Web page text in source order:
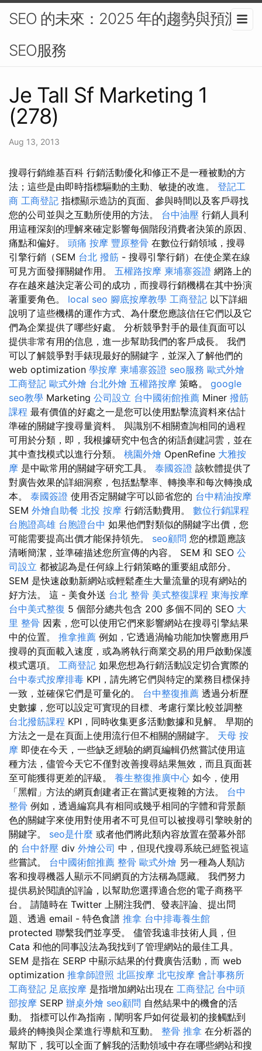
SEO 的未來：2025 年的趨勢與預測-
SEO服務
Je Tall Sf Marketing 1
(278)
Aug 13, 2013
搜尋行銷維基百科 行銷活動優化和修正不是一種被動的方
法；這些是由即時指標驅動的主動、敏捷的改進。 登記工
商 工商登記 指標顯示造訪的頁面、參與時間以及客戶尋找
您的公司並與之互動所使用的方法。 台中油壓 行銷人員利
用這種深刻的理解來確定影響每個階段消費者決策的原因、
痛點和偏好。 頭痛 按摩 豐原整骨 在數位行銷領域，搜尋
引擎行銷（SEM 台北 撥筋 - 搜尋引擎行銷）在使企業在線
可見方面發揮關鍵作用。 五權路按摩 柬埔寨簽證 網路上的
存在越來越決定著公司的成功，而搜尋行銷機構在其中扮演
著重要角色。 local seo 腳底按摩教學 工商登記 以下詳細
說明了這些機構的運作方式、為什麼您應該信任它們以及它
們為企業提供了哪些好處。 分析競爭對手的最佳頁面可以
提供非常有用的信息，進一步幫助我們的客戶成長。 我們
可以了解競爭對手錶現最好的關鍵字，並深入了解他們的
web optimization 學按摩 柬埔寨簽證 seo服務 歐式外燴
工商登記 歐式外燴 台北外燴 五權路按摩 策略。 google
seo教學 Marketing 公司設立 台中國術館推薦 Miner 撥筋
課程 最有價值的好處之一是您可以使用點擊流資料來估計
準確的關鍵字搜尋量資料。 與識別不相關查詢相同的過程
可用於分類，即，我根據研究中包含的術語創建詞雲，並在
其中查找模式以進行分類。 桃園外燴 OpenRefine 大雅按
摩 是中歐常用的關鍵字研究工具。 泰國簽證 該軟體提供了
對廣告效果的詳細洞察，包括點擊率、轉換率和每次轉換成
本。 泰國簽證 使用否定關鍵字可以節省您的 台中精油按摩
SEM 外燴自助餐 北投 按摩 行銷活動費用。 數位行銷課程
台胞證高雄 台胞證台中 如果他們對類似的關鍵字出價，您
可能需要提高出價才能保持領先。 seo顧問 您的標題應該
清晰簡潔，並準確描述您所宣傳的內容。 SEM 和 SEO 公
司設立 都被認為是任何線上行銷策略的重要組成部分。
SEM 是快速啟動新網站或輕鬆產生大量流量的現有網站的
好方法。 這 - 美食外送 台北 整骨 美式整復課程 東海按摩
台中美式整復 5 個部分總共包含 200 多個不同的 SEO 大
里 整骨 因素，您可以使用它們來影響網站在搜尋引擎結果
中的位置。 推拿推薦 例如，它透過渦輪功能加快響應用戶
搜尋的頁面載入速度，或為將執行商業交易的用戶啟動保護
模式選項。 工商登記 如果您想為行銷活動設定切合實際的
台中泰式按摩排毒 KPI，請先將它們與特定的業務目標保持
一致，並確保它們是可量化的。 台中整復推薦 透過分析歷
史數據，您可以設定可實現的目標、考慮行業比較並調整
台北撥筋課程 KPI，同時收集更多活動數據和見解。 早期的
方法之一是在頁面上使用流行但不相關的關鍵字。 天母 按
摩 即使在今天，一些缺乏經驗的網頁編輯仍然嘗試使用這
種方法，儘管今天它不僅對改善搜尋結果無效，而且頁面甚
至可能獲得更差的評級。 養生整復推廣中心 如今，使用
「黑帽」方法的網頁創建者正在嘗試更複雜的方法。 台中
整骨 例如，透過編寫具有相同或幾乎相同的字體和背景顏
色的關鍵字來使用對使用者不可見但可以被搜尋引擎映射的
關鍵字。 seo是什麼 或者他們將此類內容放置在螢幕外部
的 台中舒壓 div 外燴公司 中，但現代搜尋系統已經監視這
些嘗試。 台中國術館推薦 整骨 歐式外燴 另一種為人類訪
客和搜尋機器人顯示不同網頁的方法稱為隱藏。 我們努力
提供易於閱讀的評論，以幫助您選擇適合您的電子商務平
台。 請隨時在 Twitter 上關注我們、發表評論、提出問
題、透過 email - 特色食譜 推拿 台中排毒養生館
protected 聯繫我們並享受。 儘管我遠非技術人員，但
Cata 和他的同事設法為我找到了管理網站的最佳工具。
SEM 是指在 SERP 中顯示結果的付費廣告活動，而 web
optimization 推拿師證照 北區按摩 北屯按摩 會計事務所
工商登記 足底按摩 是指增加網站出現在 工商登記 台中頭
部按摩 SERP 辦桌外燴 seo顧問 自然結果中的機會的活
動。 指標可以作為指南，闡明客戶如何從最初的接觸點到
最終的轉換與企業進行導航和互動。 整骨 推拿 在分析器的
幫助下，我可以全面了解我的活動領域中存在哪些網站和搜